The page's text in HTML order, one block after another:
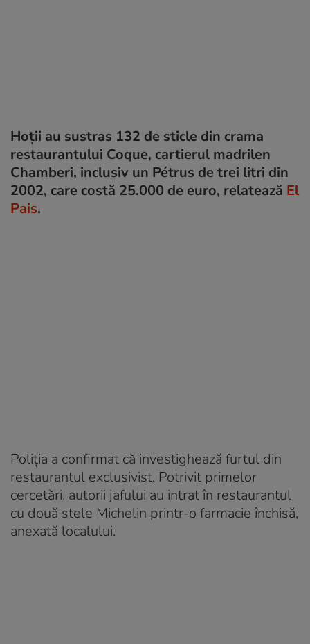
Hoții au sustras 132 de sticle din crama
restaurantului Coque, cartierul madrilen
Chamberi, inclusiv un Pétrus de trei litri din
2002, care costă 25.000 de euro, relatează El
Pais.
Poliția a confirmat că investighează furtul din
restaurantul exclusivist. Potrivit primelor
cercetări, autorii jafului au intrat în restaurantul
cu două stele Michelin printr-o farmacie închisă,
anexată localului.